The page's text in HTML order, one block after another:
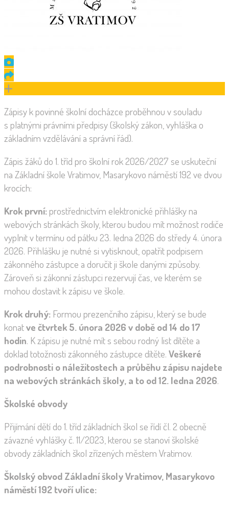
Zápisy k povinné školní docházce proběhnou v souladu
s platnými právními předpisy (školský zákon, vyhláška o
základním vzdělávání a správní řád).
Zápis žáků do 1. tříd pro školní rok 2026/2027 se uskuteční
na Základní škole Vratimov, Masarykovo náměstí 192 ve dvou
krocích:
Krok první: prostřednictvím elektronické přihlášky na
webových stránkách školy, kterou budou mít možnost rodiče
vyplnit v termínu od pátku 23. ledna 2026 do středy 4. února
2026. Přihlášku je nutné si vytisknout, opatřit podpisem
zákonného zástupce a doručit ji škole danými způsoby.
Zároveň si zákonní zástupci rezervují čas, ve kterém se
mohou dostavit k zápisu ve škole.
Krok druhý: Formou prezenčního zápisu, který se bude
konatve čtvrtek 5. února 2026 v době od 14 do 17
hodin. K zápisu je nutné mít s sebou rodný list dítěte a
doklad totožnosti zákonného zástupce dítěte. Veškeré
podrobnosti o náležitostech a průběhu zápisu najdete
na webových stránkách školy, a to od 12. ledna 2026.
Školské obvody
Přijímání dětí do 1. tříd základních škol se řídí čl. 2 obecně
závazné vyhlášky č. 11/2023, kterou se stanoví školské
obvody základních škol zřízených městem Vratimov.
Školský obvod Základní školy Vratimov, Masarykovo
náměstí 192 tvoří ulice: